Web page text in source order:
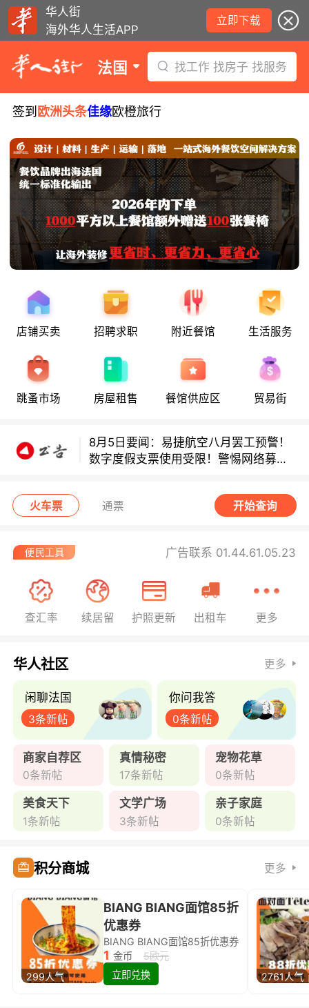
华人街
海外华人生活APP
立即下载
法国 找工作 找房子 找服务
签到 欧洲头条佳缘欧橙旅行
店铺买卖 招聘求职 附近餐馆 生活服务
跳蚤市场 房屋租售 餐馆供应区 贸易街
8月5日要闻：易捷航空八月罢工预警！
数字度假支票使用受限！警惕网络募捐
骗局！
无栏杆收费站逃费将重罚！
多款避孕套因安全缺陷召回！
多款避孕套因安全缺陷召回！
数字度假支票使用受限！警惕网络募捐
骗局！
火车票 通票 开始查询
广告联系 01.44.61.05.23
查汇率 续居留 护照更新 出租车 更多
华人社区 更多
闲聊法国
3条新帖
你问我答
0条新帖
商家自荐区
0条新帖
真情秘密
17条新帖
宠物花草
0条新帖
美食天下
1条新帖
文学广场
3条新帖
亲子家庭
0条新帖
积分商城 更多
299人气
BIANG BIANG面馆85折
优惠券
BIANG BIANG面馆85折优惠券
1 金币
5欧元
立即兑换
2761人气